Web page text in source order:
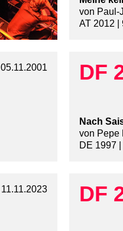
von Paul-
AT 2012 |
05.11.2001 DF
Nach
von Pepe
DE 1997
11.11.2023 DF